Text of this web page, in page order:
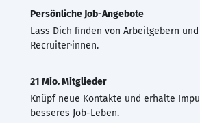
Persönliche Job-Angebote
Lass Dich finden von Arbeitgebern
Recruiter·innen.
21 Mio. Mitglieder
Knüpf neue Kontakte und erhalte
besseres Job-Leben.